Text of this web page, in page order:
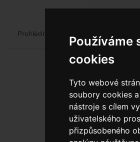
Používáme
cookies
Tyto webové
soubory cookies
nástroje s cílem
uživatelského
přizpůsobeného
Prohlédněte si web oficiálního
800 10 10